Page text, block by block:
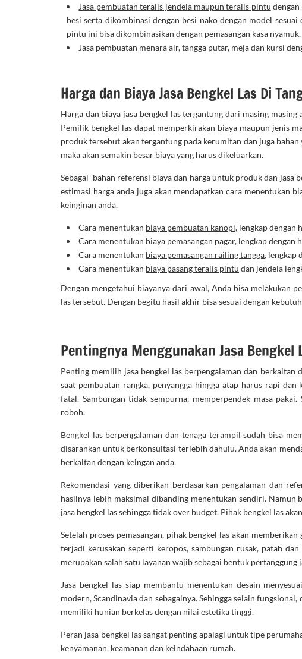
Jasa pembuatan teralis jendela maupun teralis pintu
besi serta dikombinasi dengan besi nako dengan model
pintu ini bisa dikombinasikan dengan pemasangan kasa nyamuk.
Jasa pembuatan menara air, tangga putar, meja dan kursi
Harga dan Biaya Jasa Bengkel Las Di
Harga dan biaya jasa bengkel las tergantung dari masing
Pemilik bengkel las dapat memperkirakan biaya maupun jenis
produk tersebut akan tergantung pada kerumitan dan juga
maka akan semakin besar biaya yang harus dikeluarkan.
Sebagai bahan referensi biaya dan harga untuk produk dan jasa
estimasi harga anda juga akan mendapatkan cara menentukan
keinginan anda.
Cara menentukan biaya pembuatan kanopi, lengkap dengan
Cara menentukan biaya pemasangan pagar, lengkap dengan
Cara menentukan biaya pemasangan railing tangga, lengkap
Cara menentukan biaya pasang teralis pintu dan jendela
Dengan mengetahui biayanya dari awal, Anda bisa melakukan
las tersebut. Dengan begitu hasil akhir bisa sesuai dengan
Pentingnya Menggunakan Jasa Bengkel
Penting memilih jasa bengkel las berpengalaman dan berkaitan
saat pembuatan rangka, penyangga hingga atap harus rapi
fatal. Sambungan tidak sempurna, memperpendek masa
roboh.
Bengkel las berpengalaman dan tenaga terampil sudah bisa
disarankan untuk berkonsultasi terlebih dahulu. Anda akan
berkaitan dengan keingan anda.
Rekomendasi yang diberikan berdasarkan pengalaman dan
hasilnya lebih maksimal dibanding menentukan sendiri. Namun
jasa bengkel las sehingga tidak over budget. Pihak bengkel las
Setelah proses pemasangan, pihak bengkel las akan
terjadi kerusakan seperti keropos, sambungan rusak, patah
merupakan salah satu layanan wajib sebagai bentuk pertanggung
Jasa bengkel las siap membantu menentukan desain
modern, Scandinavia dan sebagainya. Sehingga selain
memiliki hunian berkelas dengan nilai estetika tinggi.
Peran jasa bengkel las sangat penting apalagi untuk tipe
kenyamanan, keamanan dan keindahaan rumah.